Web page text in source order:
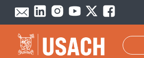
Pasar al contenido principal